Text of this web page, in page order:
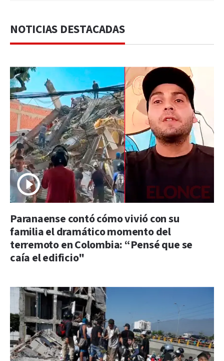
NOTICIAS DESTACADAS
Paranaense contó cómo vivió con su
familia el dramático momento del
terremoto en Colombia: “Pensé que se
caía el edificio"